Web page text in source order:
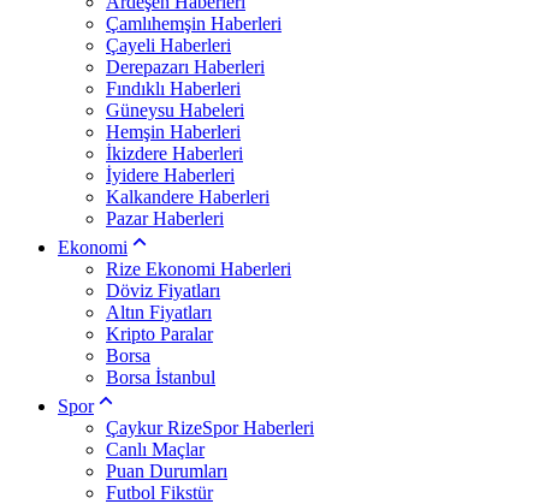
Çamlıhemşin Haberleri
Çayeli Haberleri
Derepazarı Haberleri
Fındıklı Haberleri
Güneysu Habeleri
Hemşin Haberleri
İkizdere Haberleri
İyidere Haberleri
Kalkandere Haberleri
Pazar Haberleri
Ekonomi
Rize Ekonomi Haberleri
Döviz Fiyatları
Altın Fiyatları
Kripto Paralar
Borsa
Borsa İstanbul
Spor
Çaykur RizeSpor Haberleri
Canlı Maçlar
Puan Durumları
Futbol Fikstür